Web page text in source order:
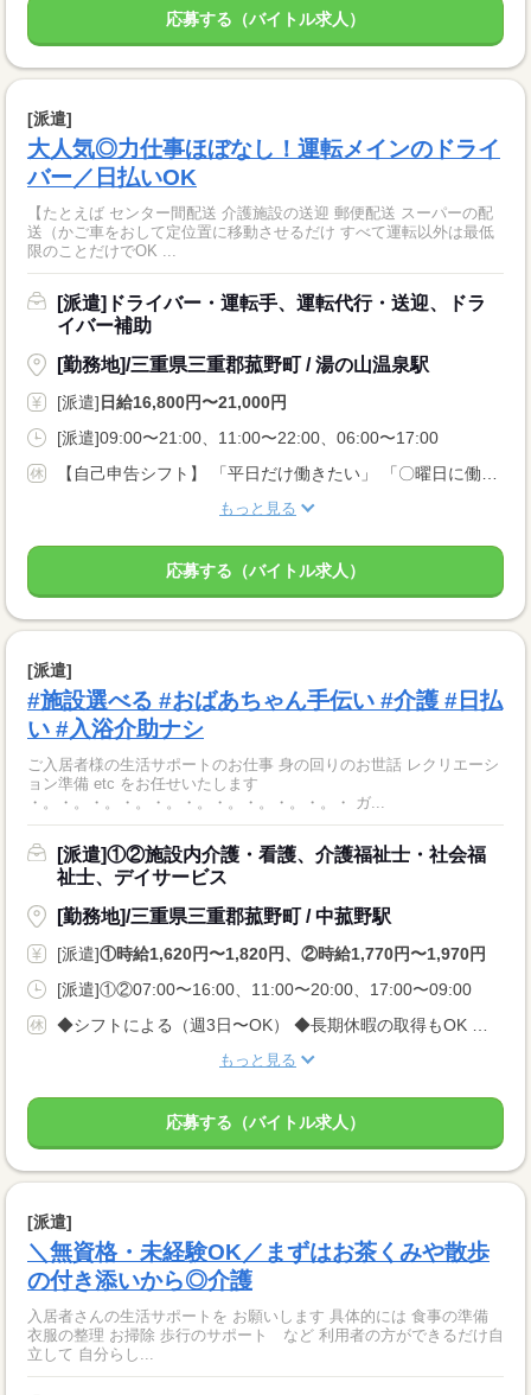
応募する（バイトル求人）
[派遣]
大人気◎力仕事ほぼなし！運転メインのドライ
バー／日払いOK
【たとえば センター間配送 介護施設の送迎 郵便配送 スーパーの配
送（かご車をおして定位置に移動させるだけ すべて運転以外は最低
限のことだけでOK ...
[派遣]ドライバー・運転手、運転代行・送迎、ドラ
イバー補助
[勤務地]/三重県三重郡菰野町 / 湯の山温泉駅
[派遣] 日給16,800円〜21,000円
[派遣]09:00〜21:00、11:00〜22:00、06:00〜17:00
【自己申告シフト】 「平日だけ働きたい」 「〇曜日に働きたい」 など、働き方は自分で選べます。 曜日・時間についてのご希望も 面談の際に教えてくださいね。 ※こちらは中型以上のお仕事の例です
もっと見る
応募する（バイトル求人）
[派遣]
#施設選べる #おばあちゃん手伝い #介護 #日払
い #入浴介助ナシ
ご入居者様の生活サポートのお仕事 身の回りのお世話 レクリエーシ
ョン準備 etc をお任せいたします
・。・。・。・。・。・。・。・。・。・。・ ガ...
[派遣]①②施設内介護・看護、介護福祉士・社会福
祉士、デイサービス
[勤務地]/三重県三重郡菰野町 / 中菰野駅
[派遣]①時給1,620円〜1,820円、②時給1,770円〜1,970円
[派遣]①②07:00〜16:00、11:00〜20:00、17:00〜09:00
◆シフトによる（週3日〜OK） ◆長期休暇の取得もOK 勤務曜日、休み希望はお気軽にご相談ください やむを得ない急なお休みにも理解のある職場です
もっと見る
応募する（バイトル求人）
[派遣]
＼無資格・未経験OK／まずはお茶くみや散歩
の付き添いから◎介護
入居者さんの生活サポートを お願いします 具体的には 食事の準備
衣服の整理 お掃除 歩行のサポート など 利用者の方ができるだけ自
立して 自分らし...